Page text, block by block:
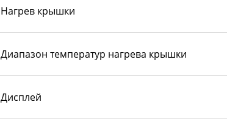
Нагрев крышки
Диапазон температур нагрева крышки
Дисплей